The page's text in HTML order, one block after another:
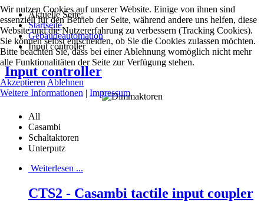
Aktuelle Seite:
Startseite
Gebäudeautomation
Input controller
Input controller
All
Casambi
Schaltaktoren
Unterputz
Weiterlesen ...
CTS2 - Casambi tactile input coupler
Wir nutzen Cookies auf unserer Website. Einige von ihnen sind
essenziell für den Betrieb der Seite, während andere uns helfen, diese
Website und die Nutzererfahrung zu verbessern (Tracking Cookies).
Sie können selbst entscheiden, ob Sie die Cookies zulassen möchten.
Bitte beachten Sie, dass bei einer Ablehnung womöglich nicht mehr
alle Funktionalitäten der Seite zur Verfügung stehen.
Akzeptieren Ablehnen
Weitere Informationen | Impressum